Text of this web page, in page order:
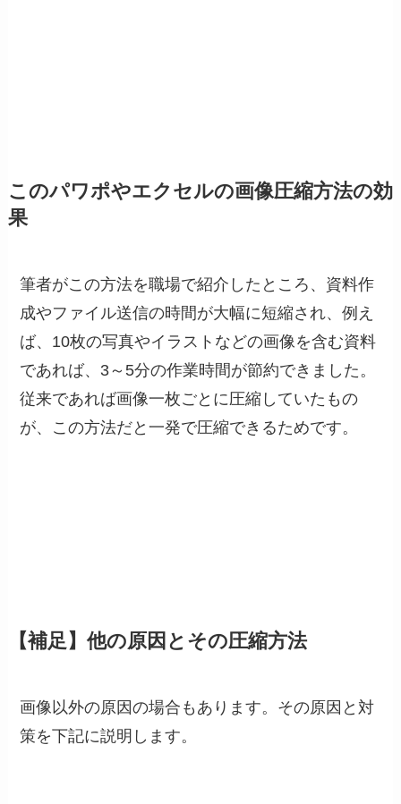
このパワポやエクセルの画像圧縮方法の効
果
筆者がこの方法を職場で紹介したところ、資料作
成やファイル送信の時間が大幅に短縮され、例え
ば、10枚の写真やイラストなどの画像を含む資料
であれば、3～5分の作業時間が節約できました。
従来であれば画像一枚ごとに圧縮していたもの
が、この方法だと一発で圧縮できるためです。
【補足】他の原因とその圧縮方法
画像以外の原因の場合もあります。その原因と対
策を下記に説明します。